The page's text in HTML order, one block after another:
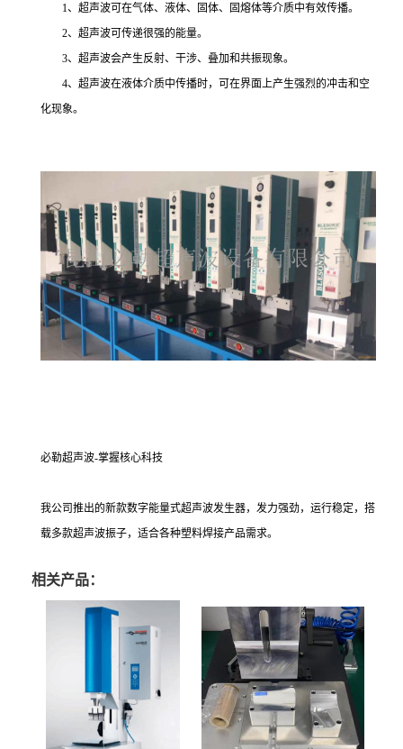
1、超声波可在气体、液体、固体、固熔体等介质中有效传播。
2、超声波可传递很强的能量。
3、超声波会产生反射、干涉、叠加和共振现象。
4、超声波在液体介质中传播时，可在界面上产生强烈的冲击和空
化现象。
必勒超声波-掌握核心科技
我公司推出的新款数字能量式超声波发生器，发力强劲，运行稳定，搭
载多款超声波振子，适合各种塑料焊接产品需求。
相关产品：